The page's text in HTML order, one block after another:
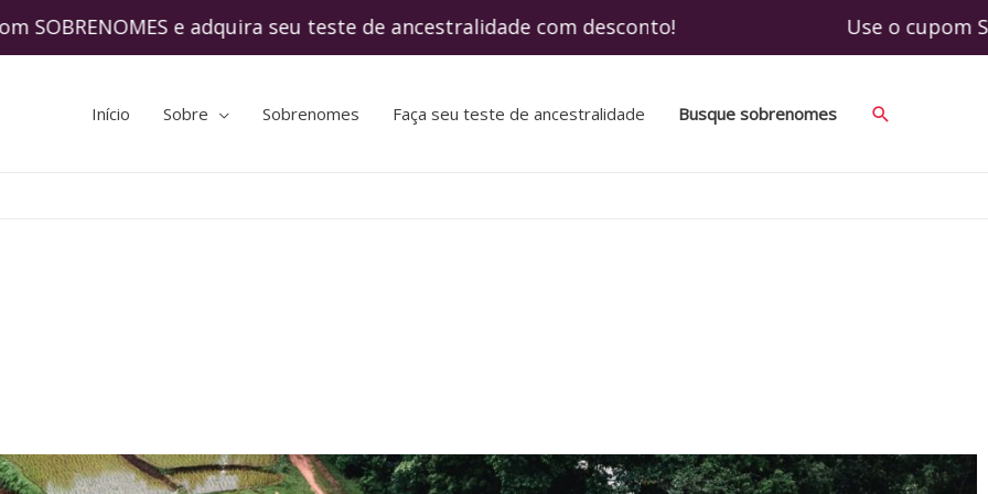
e adquira seu teste de ancestralidade com desconto! Use o cupom
Início Sobre Sobrenomes Faça seu teste de ancestralidade Busque sobrenomes